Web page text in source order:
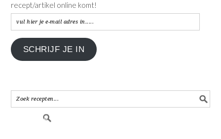
recept/artikel online komt!
vul
hier
je
e-
in.....
SCHRIJF JE IN